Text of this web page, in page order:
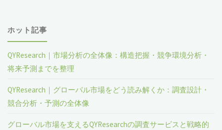
ホット記事
QYResearch｜市場分析の全体像：構造把握・競争環境分析・
将来予測までを整理
QYResearch｜グローバル市場をどう読み解くか：調査設計・
競合分析・予測の全体像
グローバル市場を支えるQYResearchの調査サービスと戦略的